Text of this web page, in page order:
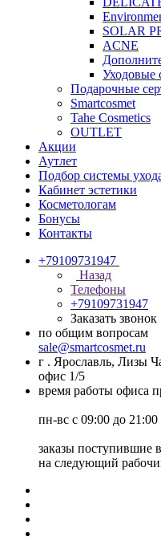
SOLAR
АCNE
Уходовые
Подарочные
Smartcosmet
Tahe Cosmetics
OUTLET
Акции
Аутлет
Подбор системы
Кабинет эстетики
Косметологам
Бонусы
Контакты
+79109731947
Назад
Телефоны
+79109731947
Заказать звонок
по общим вопросам
sale@smartcosmet.ru
г . Ярославль, Лизы
офис 1/5
время работы офиса
пн-вс с 09:00 до
заказы поступившие
на следующий